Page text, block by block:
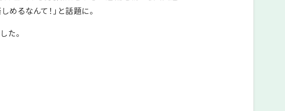
るなんて！」と話題に。
た。